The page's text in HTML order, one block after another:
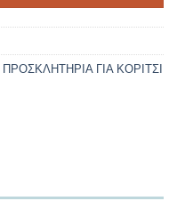
ΠΡΟΣΚΛΗΤΗΡΙΑ ΓΙΑ ΚΟΡΙΤΣΙ